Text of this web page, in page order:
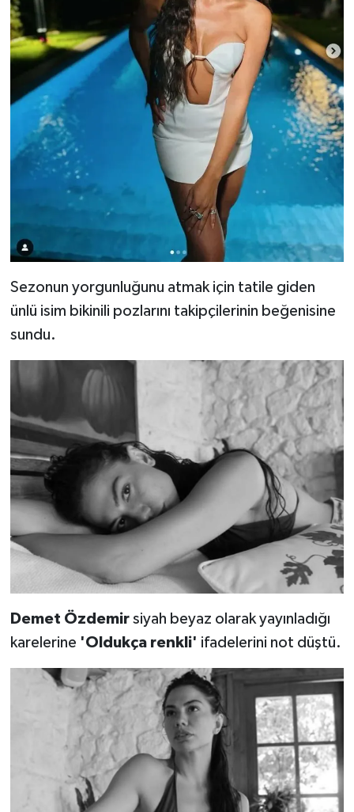
Sezonun yorgunluğunu atmak için tatile giden
ünlü isim bikinili pozlarını takipçilerinin beğenisine
sundu.
Demet Özdemirsiyah beyaz olarak yayınladığı
karelerine 'Oldukça renkli' ifadelerini not düştü.